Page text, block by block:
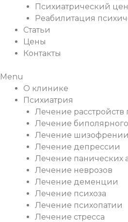
Психиатрический
Реабилитация
Статьи
Цены
Контакты
Menu
О клинике
Психиатрия
Лечение расстройств
Лечение биполярного
Лечение шизофрении
Лечение депрессии
Лечение панических
Лечение неврозов
Лечение деменции
Лечение психоза
Лечение психопатии
Лечение стресса